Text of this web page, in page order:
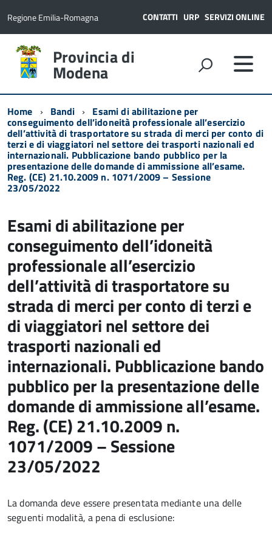
Regione Emilia-Romagna CONTATTI URP SERVIZI ONLINE
Provincia di
Modena
Home Bandi Esami di abilitazione per
conseguimento dell’idoneità professionale all’esercizio
dell’attività di trasportatore su strada di merci per conto di
terzi e di viaggiatori nel settore dei trasporti nazionali ed
internazionali. Pubblicazione bando pubblico per la
presentazione delle domande di ammissione all’esame.
Reg. (CE) 21.10.2009 n. 1071/2009 – Sessione
23/05/2022
Esami di abilitazione per
conseguimento dell’idoneità
professionale all’esercizio
dell’attività di trasportatore su
strada di merci per conto di terzi e
di viaggiatori nel settore dei
trasporti nazionali ed
internazionali. Pubblicazione bando
pubblico per la presentazione delle
domande di ammissione all’esame.
Reg. (CE) 21.10.2009 n.
1071/2009 – Sessione
23/05/2022
La domanda deve essere presentata mediante una delle
seguenti modalità, a pena di esclusione: